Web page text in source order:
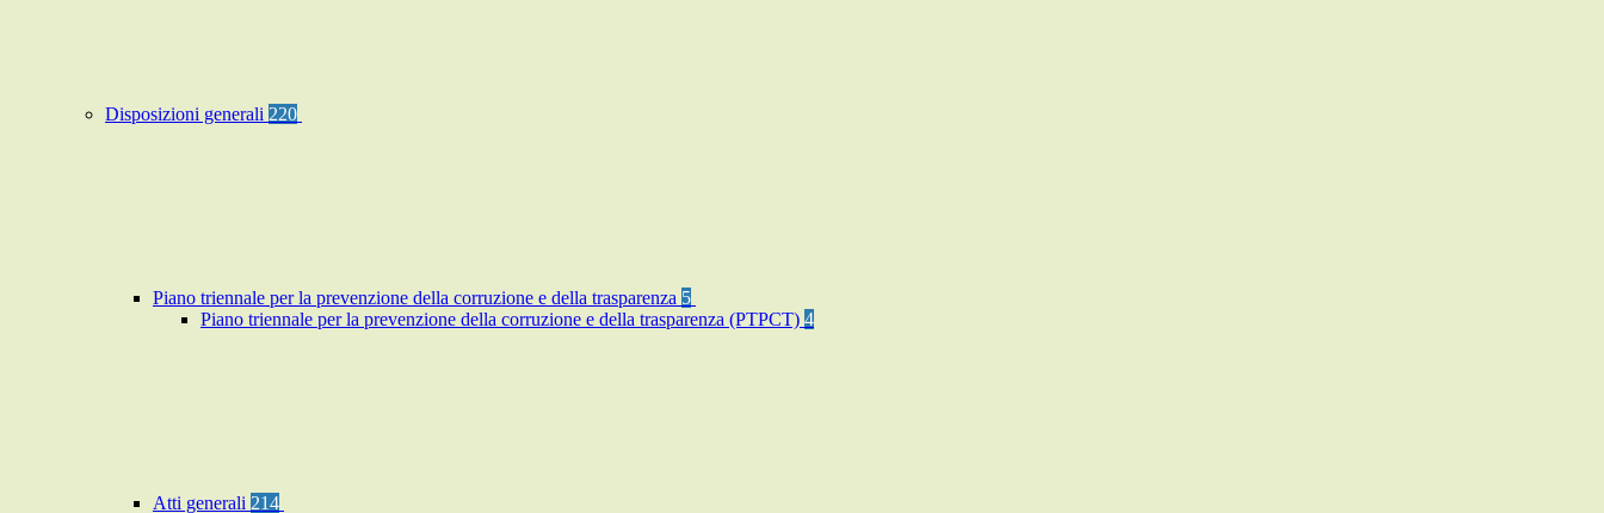
Disposizioni generali 220
Piano triennale per la prevenzione della corruzione e della trasparenza 5
Piano triennale per la prevenzione della corruzione e della trasparenza (PTPCT) 4
Atti generali 214